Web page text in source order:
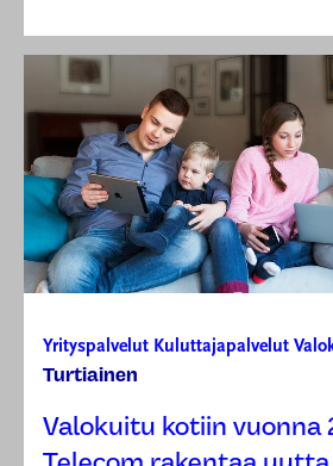
Yrityspalvelut Kuluttajapalvelut
Turtiainen
Valokuitu kotiin vuonna